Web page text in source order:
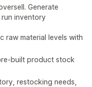
Generate
inventory
raw material levels with
built product stock
restocking needs,